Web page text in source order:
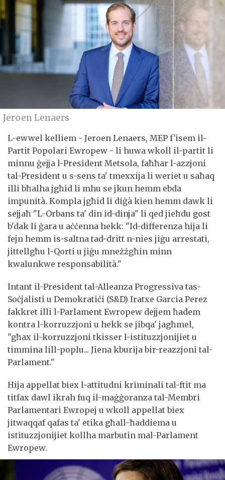
Jeroen Lenaers
L-ewwel kelliem - Jeroen Lenaers, MEP f'isem il-
Partit Popolari Ewropew - li huwa wkoll il-partit li
minnu ġejja l-President Metsola, faħħar l-azzjoni
tal-President u s-sens ta' tmexxija li weriet u saħaq
illi bħalha jgħid li mhu se jkun hemm ebda
impunità. Kompla jgħid li diġà kien hemm dawk li
sejjaħ "L-Orbans ta' din id-dinja" li qed jieħdu gost
b'dak li ġara u aċċenna hekk: "Id-differenza hija li
fejn hemm is-saltna tad-dritt n-nies jiġu arrestati,
jittellgħu l-Qorti u jiġu mneżżgħin minn
kwalunkwe responsabilità."
Intant il-President tal-Alleanza Progressiva tas-
Soċjalisti u Demokratiċi (S&D) Iratxe Garcia Perez
fakkret illi l-Parlament Ewropew dejjem ħadem
kontra l-korruzzjoni u hekk se jibqa' jagħmel,
"għax il-korruzzjoni tkisser l-istituzzjonijiet u
timmina lill-poplu... Jiena kburija bir-reazzjoni tal-
Parlament."
Hija appellat biex l-attitudni kriminali tal-ftit ma
titfax dawl ikrah fuq il-maġġoranza tal-Membri
Parlamentari Ewropej u wkoll appellat biex
jitwaqqaf qafas ta' etika għall-ħaddiema u
istituzzjonijiet kollha marbutin mal-Parlament
Ewropew.